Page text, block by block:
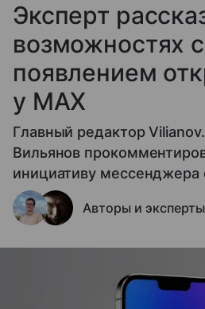
Эксперт
возможностях с
появлением
у МАХ
Главный редактор
Вильянов
инициативу мессенджера
Авторы и эксперты